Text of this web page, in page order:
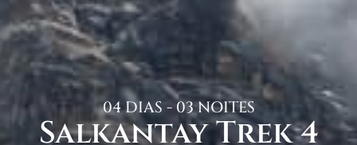
04 DIAS - 03 NOITES
Salkantay Trek 4